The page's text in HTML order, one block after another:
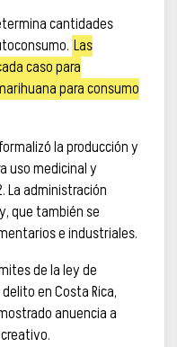
cantidades
Las
caso para
para consumo
la producción y
uso medicinal y
La administración
que también se
e industriales.
de la ley de
en Costa Rica,
anuencia a